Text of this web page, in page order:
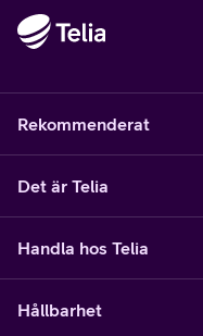
Rekommenderat
Det är Telia
Handla hos Telia
Hållbarhet